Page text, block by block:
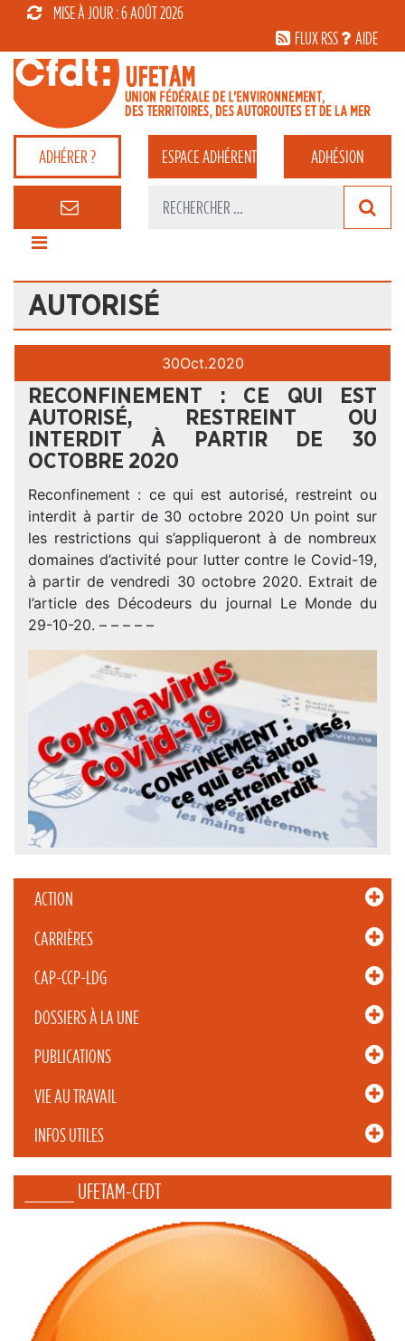
MISE À JOUR : 6 AOÛT 2026
FLUX RSS
AIDE
ADHÉRER ? ESPACEADHÉRENT ADHÉSION
AUTORISÉ
ACTION
CARRIÈRES
CAP-CCP-LDG
DOSSIERS À LA UNE
PUBLICATIONS
VIE AU TRAVAIL
INFOS UTILES
_____ UFETAM-CFDT
30Oct.2020
RECONFINEMENT : CE QUI EST
AUTORISÉ, RESTREINT OU
INTERDIT À PARTIR DE 30
OCTOBRE 2020
Reconfinement : ce qui est autorisé, restreint ou
interdit à partir de 30 octobre 2020 Un point sur
les restrictions qui s’appliqueront à de nombreux
domaines d’activité pour lutter contre le Covid-19,
à partir de vendredi 30 octobre 2020. Extrait de
l’article des Décodeurs du journal Le Monde du
29-10-20. – – – – –